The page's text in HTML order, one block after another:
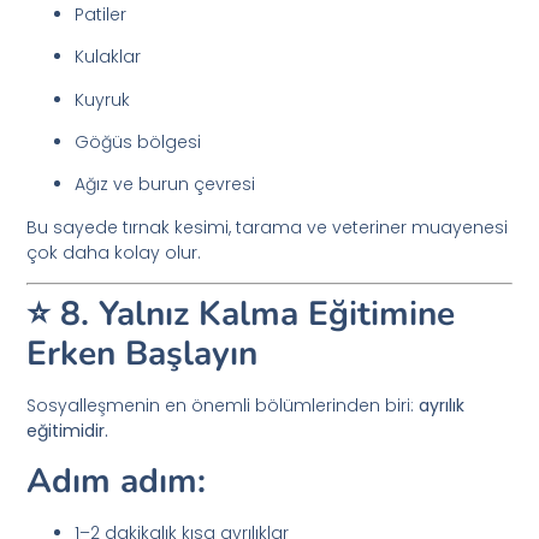
Patiler
Kulaklar
Kuyruk
Göğüs bölgesi
Ağız ve burun çevresi
Bu sayede tırnak kesimi, tarama ve veteriner muayenesi
çok daha kolay olur.
⭐ 8. Yalnız Kalma Eğitimine
Erken Başlayın
Sosyalleşmenin en önemli bölümlerinden biri:ayrılık
eğitimidir.
Adım adım:
1–2 dakikalık kısa ayrılıklar